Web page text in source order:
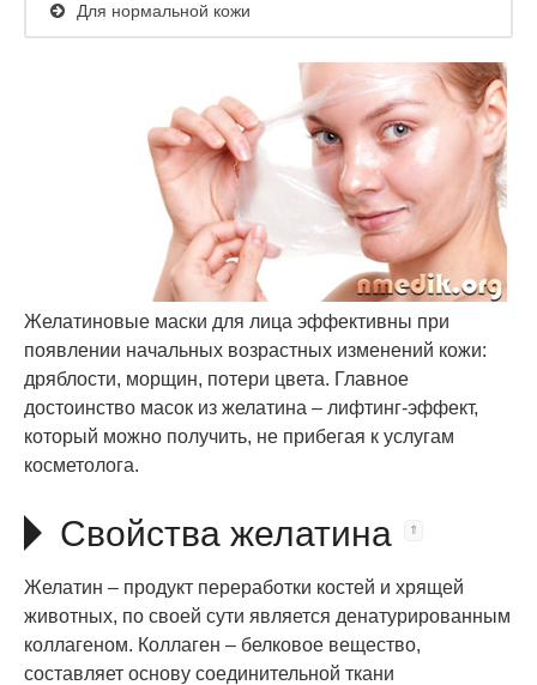
Для нормальной кожи
Желатиновые маски для лица эффективны при
появлении начальных возрастных изменений кожи:
дряблости, морщин, потери цвета. Главное
достоинство масок из желатина – лифтинг-эффект,
который можно получить, не прибегая к услугам
косметолога.
Свойства желатина
Желатин – продукт переработки костей и хрящей
животных, по своей сути является денатурированным
коллагеном. Коллаген – белковое вещество,
составляет основу соединительной ткани